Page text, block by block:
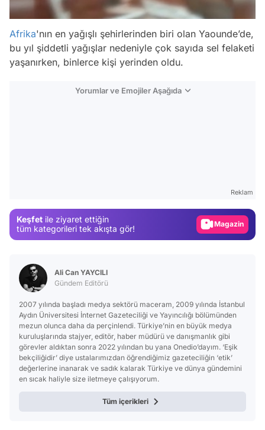
Afrika'nın en yağışlı şehirlerinden biri olan Yaounde’de,
bu yıl şiddetli yağışlar nedeniyle çok sayıda sel felaketi
yaşanırken, binlerce kişi yerinden oldu.
Yorumlar ve Emojiler Aşağıda
Reklam
Keşfet ile ziyaret ettiğin
tüm kategorileri tek akışta gör!
Magazin
Ali Can YAYCILI
Gündem Editörü
2007 yılında başladı medya sektörü maceram, 2009 yılında İstanbul
Aydın Üniversitesi İnternet Gazeteciliği ve Yayıncılığı bölümünden
mezun olunca daha da perçinlendi. Türkiye’nin en büyük medya
kuruluşlarında stajyer, editör, haber müdürü ve danışmanlık gibi
görevler aldıktan sonra 2022 yılından bu yana Onedio’dayım. ‘Eşik
bekçiliğidir’ diye ustalarımızdan öğrendiğimiz gazeteciliğin ‘etik’
değerlerine inanarak ve sadık kalarak Türkiye ve dünya gündemini
en sıcak haliyle size iletmeye çalışıyorum.
Tüm içerikleri